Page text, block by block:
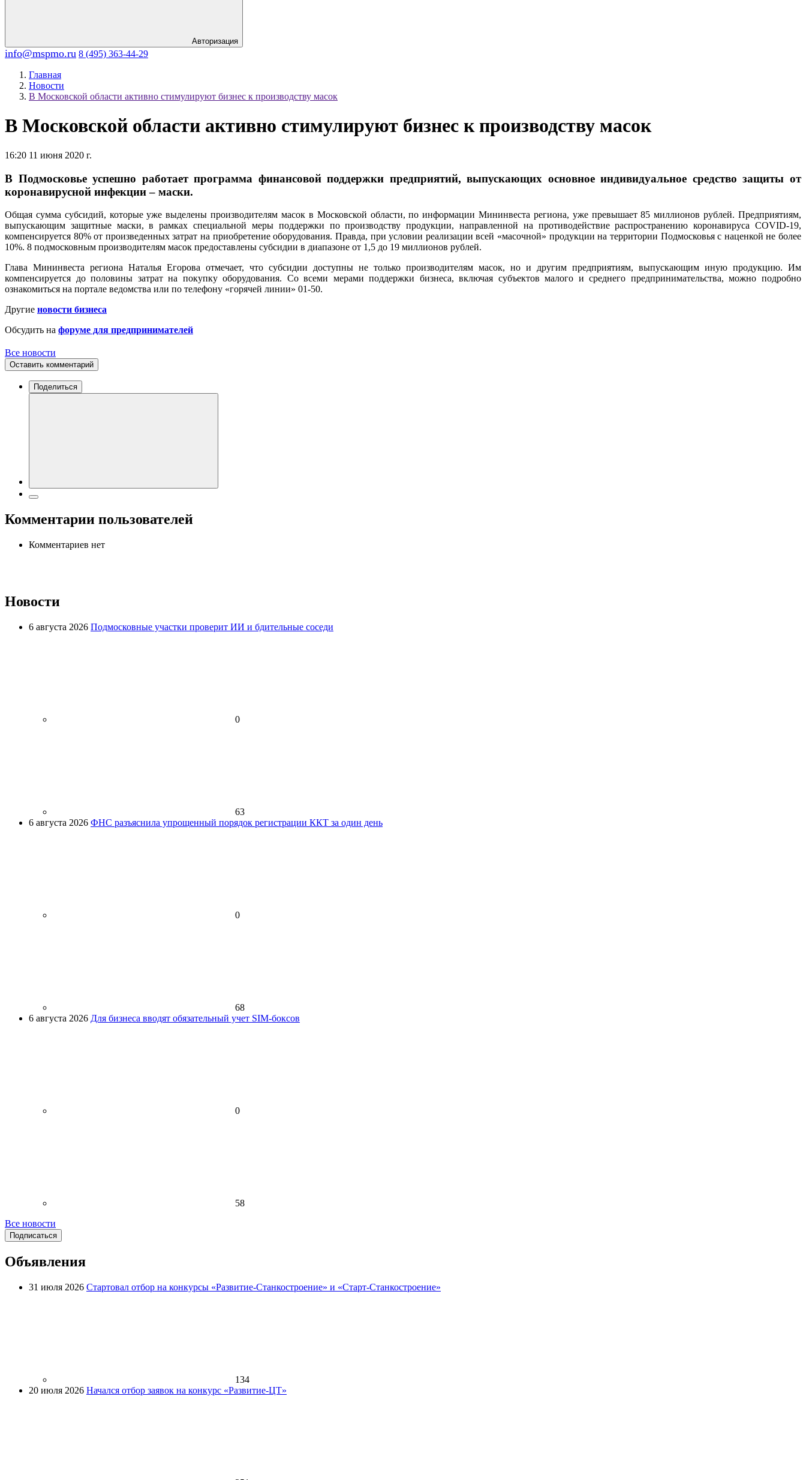
Авторизация
info@mspmo.ru 8 (495) 363-44-29
Главная
Новости
В Московской области активно стимулируют бизнес к производству масок
В Московской области активно стимулируют бизнес к производству масок
16:20 11 июня 2020 г.
В Подмосковье успешно работает программа финансовой поддержки предприятий, выпускающих основное индивидуальное средство защиты от
коронавирусной инфекции – маски.
Общая сумма субсидий, которые уже выделены производителям масок в Московской области, по информации Мининвеста региона, уже превышает 85 миллионов рублей. Предприятиям,
выпускающим защитные маски, в рамках специальной меры поддержки по производству продукции, направленной на противодействие распространению коронавируса COVID-19,
компенсируется 80% от произведенных затрат на приобретение оборудования. Правда, при условии реализации всей «масочной» продукции на территории Подмосковья с наценкой не более
10%. 8 подмосковным производителям масок предоставлены субсидии в диапазоне от 1,5 до 19 миллионов рублей.
Глава Мининвеста региона Наталья Егорова отмечает, что субсидии доступны не только производителям масок, но и другим предприятиям, выпускающим иную продукцию. Им
компенсируется до половины затрат на покупку оборудования. Со всеми мерами поддержки бизнеса, включая субъектов малого и среднего предпринимательства, можно подробно
ознакомиться на портале ведомства или по телефону «горячей линии» 01-50.
Другие новости бизнеса
Обсудить на форуме для предпринимателей
Все новости
Оставить комментарий
Поделиться
Комментарии пользователей
Комментариев нет
Новости
6 августа 2026 Подмосковные участки проверит ИИ и бдительные соседи
0
63
6 августа 2026 ФНС разъяснила упрощенный порядок регистрации ККТ за один день
0
68
6 августа 2026 Для бизнеса вводят обязательный учет SIM-боксов
0
58
Все новости
Подписаться
Объявления
31 июля 2026 Стартовал отбор на конкурсы «Развитие-Станкостроение» и «Старт-Станкостроение»
134
20 июля 2026 Начался отбор заявок на конкурс «Развитие-ЦТ»